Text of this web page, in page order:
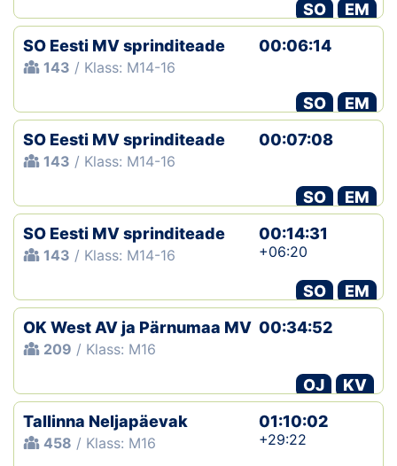
SO
EM
SO Eesti MV sprinditeade
143 / Klass: M14-16
00:06:14
SO
EM
SO Eesti MV sprinditeade
143 / Klass: M14-16
00:07:08
SO
EM
SO Eesti MV sprinditeade
143 / Klass: M14-16
00:14:31
+06:20
SO
EM
OK West AV ja Pärnumaa MV
209 / Klass: M16
00:34:52
OJ
KV
Tallinna Neljapäevak
458 / Klass: M16
01:10:02
+29:22